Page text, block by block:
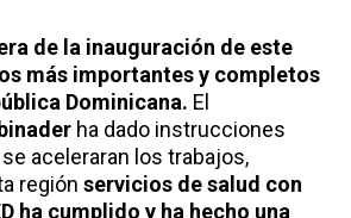
de la inauguración de este
más importantes y completos
Dominicana. El
ha dado instrucciones
aceleraran los trabajos,
región servicios de salud con
ha cumplido y ha hecho una